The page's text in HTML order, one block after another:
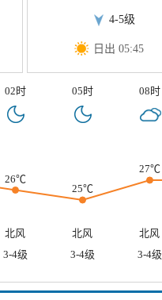
4-5级
日出 05:45
02时 05时 08时
26℃
25℃
27℃
北风 北风
北风
3-4级 3-4级 3-4级